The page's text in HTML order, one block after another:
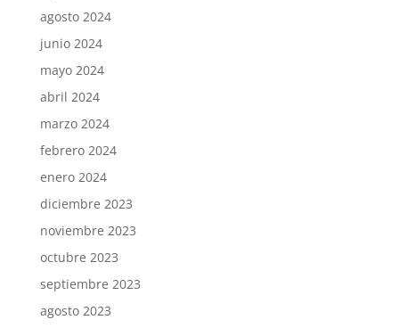
agosto 2024
junio 2024
mayo 2024
abril 2024
marzo 2024
febrero 2024
enero 2024
diciembre 2023
noviembre 2023
octubre 2023
septiembre 2023
agosto 2023